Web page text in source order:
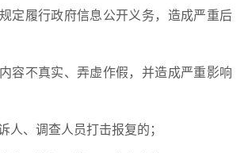
规定履行政府信息公开义务，造成严重后
内容不真实、弄虚作假，并造成严重影响
人、调查人员打击报复的；